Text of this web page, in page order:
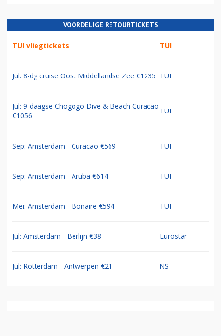
VOORDELIGE RETOURTICKETS
TUI vliegtickets TUI
Jul: 8-dg cruise Oost Middellandse Zee €1235 TUI
Jul: 9-daagse Chogogo Dive & Beach Curacao
€1056
TUI
Sep: Amsterdam - Curacao €569 TUI
Sep: Amsterdam - Aruba €614 TUI
Mei: Amsterdam - Bonaire €594 TUI
Jul: Amsterdam - Berlijn €38 Eurostar
Jul: Rotterdam - Antwerpen €21 NS